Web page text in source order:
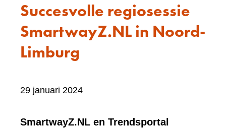
Succesvolle regiosessie
SmartwayZ.NL in Noord-
Limburg
29 januari 2024Bevat
element:
SmartwayZ.NL en Trendsportal